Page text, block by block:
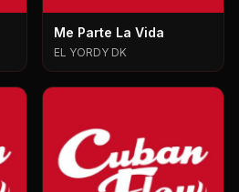
Me Parte La Vida
EL YORDY DK